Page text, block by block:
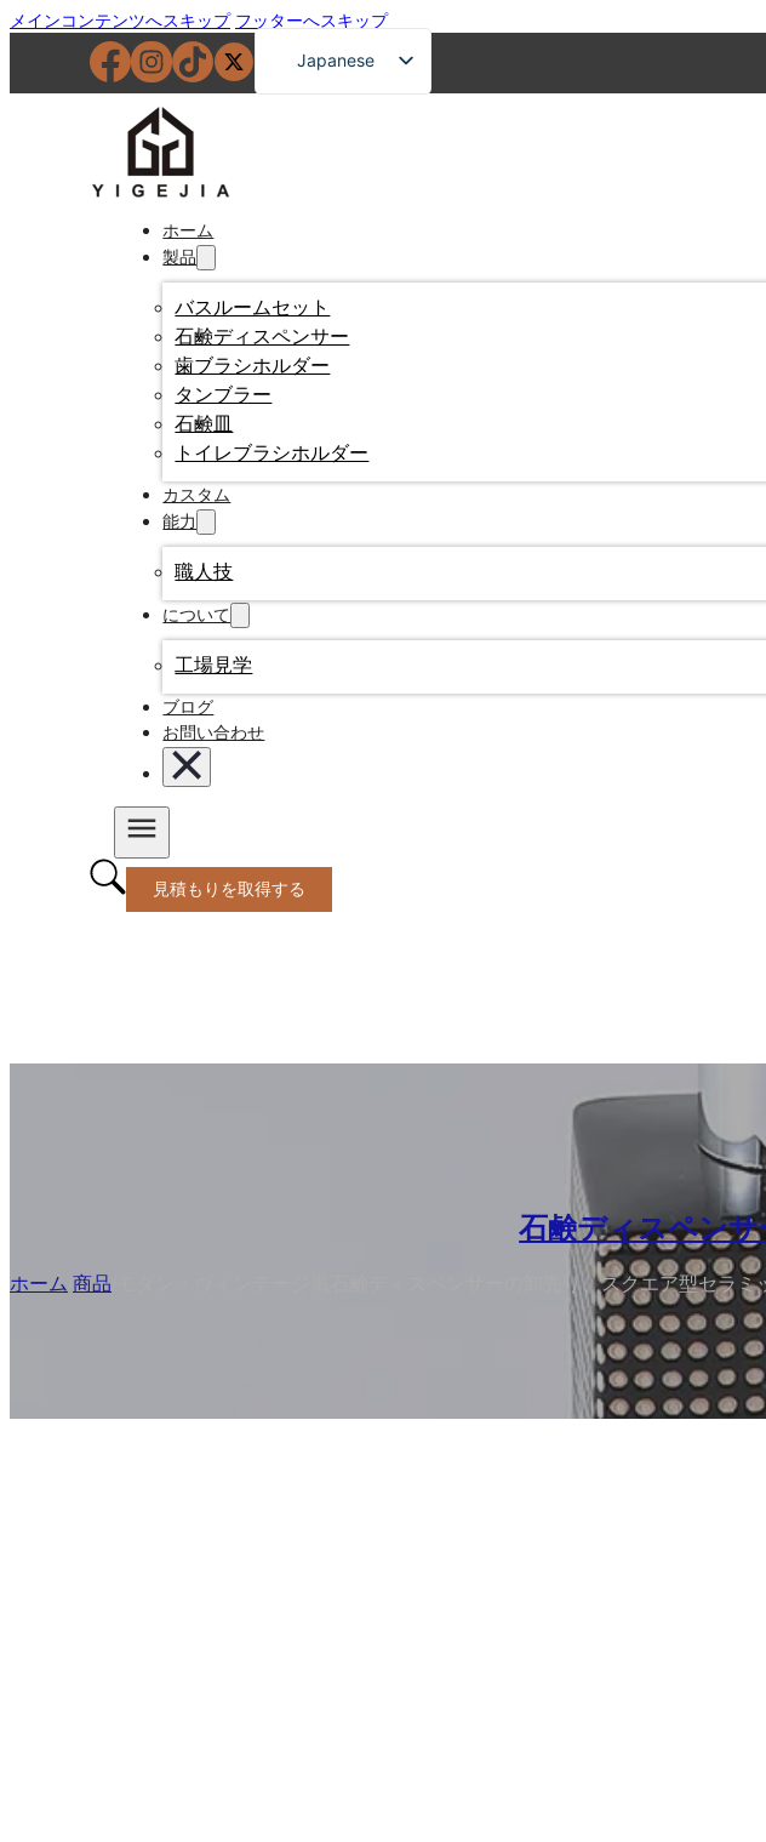
メインコンテンツへスキップ フッターへスキップ
Japanese
English
Portuguese
Arabic
ホーム
製品
バスルームセット
石鹸ディスペンサー
歯ブラシホルダー
タンブラー
石鹸皿
トイレブラシホルダー
カスタム
能力
職人技
について
工場見学
ブログ
お問い合わせ
見積もりを取得する
石鹸ディスペンサ
ホーム 商品 モダン・ヴィンテージ風石鹸ディスペンサーの卸売り、スクエア型セラ